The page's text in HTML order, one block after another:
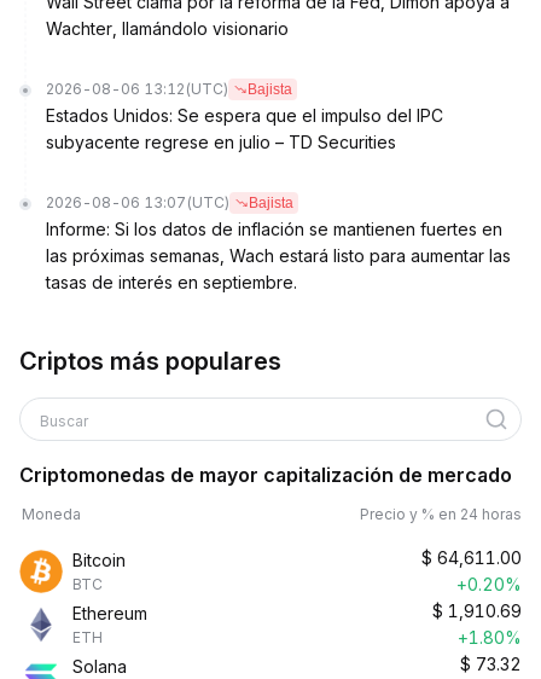
Wachter, llamándolo visionario
2026-08-06 13:12 (UTC) Bajista
Estados Unidos: Se espera que el impulso del IPC
subyacente regrese en julio – TD Securities
2026-08-06 13:07 (UTC) Bajista
Informe: Si los datos de inflación se mantienen fuertes en
las próximas semanas, Wach estará listo para aumentar las
tasas de interés en septiembre.
Criptos más populares
Buscar
Criptomonedas de mayor capitalización de mercado
Moneda Precio y % en 24 horas
Bitcoin
BTC
$ 64,611.00
+0.20%
Ethereum
ETH
$ 1,910.69
+1.80%
Solana
$ 73.32